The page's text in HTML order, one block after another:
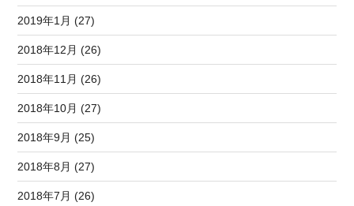
2019年1月 (27)
2018年12月 (26)
2018年11月 (26)
2018年10月 (27)
2018年9月 (25)
2018年8月 (27)
2018年7月 (26)